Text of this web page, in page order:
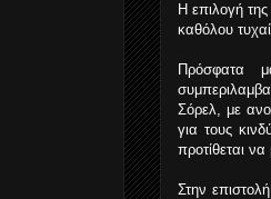
Η επιλογή
καθόλου
Πρόσφατα
Σόρελ, με
για τους
προτίθεται
Στην